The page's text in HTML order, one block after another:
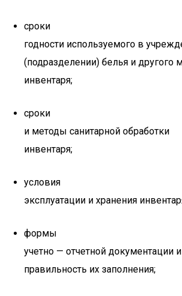
сроки
годности используемого в
(подразделении) белья и другого
инвентаря;
сроки
и методы санитарной обработки
инвентаря;
условия
эксплуатации и хранения
формы
учетно — отчетной документации и
правильность их заполнения;